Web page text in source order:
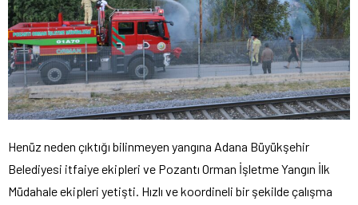
Henüz neden çıktığı bilinmeyen yangına Adana Büyükşehir
Belediyesi itfaiye ekipleri ve Pozantı Orman İşletme Yangın İlk
Müdahale ekipleri yetişti. Hızlı ve koordineli bir şekilde çalışma